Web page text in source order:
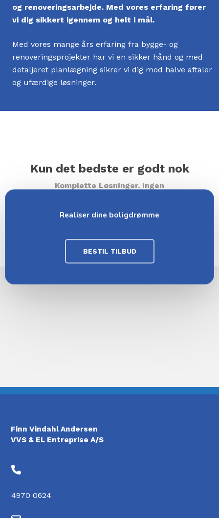
og renoveringsarbejde. Med vores erfaring fører
vi dig sikkert igennem og helt i mål.
Med vores mange års erfaring fra bygge- og
renoveringsprojekter har vi en sikker hånd og med
detaljeret planlægning sikrer vi dig mod halve aftaler
og ufærdige løsninger.
Kun det bedste er godt nok
Komplette Løsninger. Ingen
Realiser dine boligdrømme
BESTIL TILBUD
Finn Vindahl Andersen
VVS & EL Entreprise A/S
4970 0624